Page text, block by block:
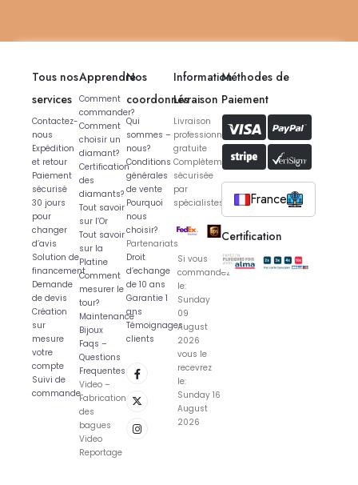
Tous nos
services
Contactez-
nous
Expédition
et retour
Paiement
sécurisé
30 jours
pour
changer
d’avis
Solution de
financement
Demande
de devis
Création
sur
mesure
votre
compte
Suivi de
commande
Apprendre
Comment
commander?
Comment
choisir un
diamant?
Certification
des
diamants?
Tout savoir
sur l’Or
Tout savoir
sur la
Platine
Comment
mesurer le
tour?
Maintenance
Bijoux
Faqs –
Questions
Frequentes
Video –
Fabrication
des
bagues
Video
Reportage
Nos
coordonnés
Qui
sommes –
nous?
Conditions
générales
de vente
Pourquoi
nous
choisir?
Partenariats
Droit
d’echange
de 10 ans
Garantie 1
ans
Témoignages
clients
Information
Livraison
Livraison
professionnelle
gratuite
Complètement
sécurisée
par
spécialistes
Si vous
commandez
le:
Sunday
09
August
2026
vous le
recevrez
le:
Sunday 16
August
2026
Méthodes de
Paiement
France
Certification